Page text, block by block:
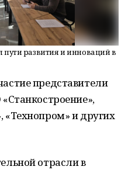
пути развития и инноваций в
представители
и других
отрасли в